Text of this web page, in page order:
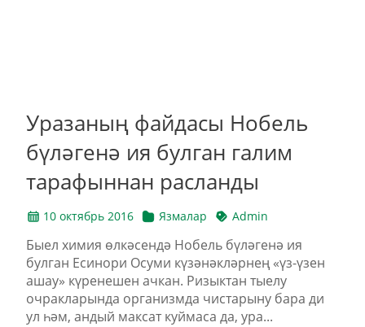
Уразаның файдасы Нобель
бүләгенә ия булган галим
тарафыннан расланды
10 октябрь 2016 Язмалар Admin
Быел химия өлкәсендә Нобель бүләгенә ия
булган Есинори Осуми күзәнәкләрнең «үз-үзен
ашау» күренешен ачкан. Ризыктан тыелу
очракларында организмда чистарыну бара ди
ул һәм, андый максат куймаса да, ура...